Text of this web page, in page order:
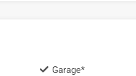
Garage*